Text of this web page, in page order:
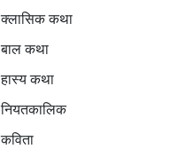
क्लासिक कथा
बाल कथा
हास्य कथा
नियतकालिक
कविता